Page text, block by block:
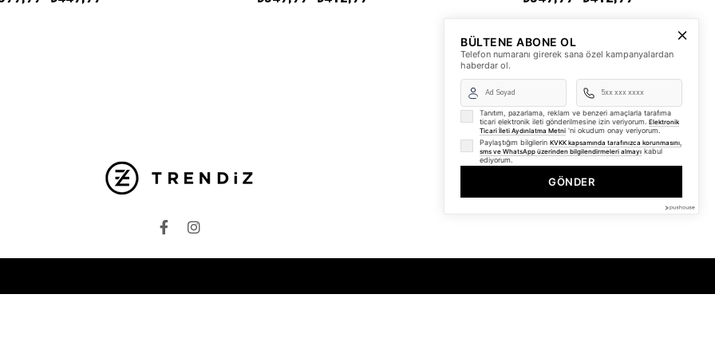
BÜLTENE ABONE OL
Telefon numaranı girerek sana özel kampanyalardan
haberdar ol.
Tanıtım, pazarlama, reklam ve benzeri amaçlarla tarafıma
ticari elektronik ileti gönderilmesine izin veriyorum. Elektronik
Ticari İleti Aydınlatma Metni 'ni okudum onay veriyorum.
Paylaştığım bilgilerin KVKK kapsamında tarafınızca korunmasını,
sms ve WhatsApp üzerinden bilgilendirmeleri almayı kabul
ediyorum.
GÖNDER